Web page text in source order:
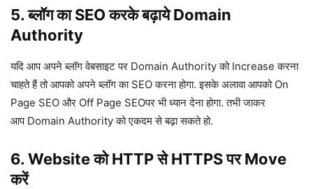
5. ब्लॉग का SEO करके बढ़ाये Domain
Authority
यदि आप अपने ब्लॉग वेबसाइट पर Domain Authority को Increase करना
चाहते हैं तो आपको अपने ब्लॉग का SEO करना होगा. इसके अलावा आपको On
Page SEO और Off Page SEOपर भी ध्यान देना होगा. तभी जाकर
आप Domain Authority को एकदम से बढ़ा सकते हो.
6. Website को HTTP से HTTPS पर Move
करें